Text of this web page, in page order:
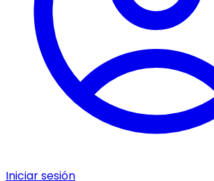
Iniciar sesión